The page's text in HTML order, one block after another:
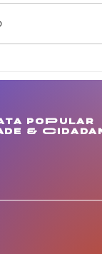
poPular
&